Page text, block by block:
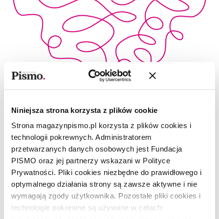
Niniejsza strona korzysta z plików cookie
Strona magazynpismo.pl korzysta z plików cookies i
technologii pokrewnych. Administratorem
przetwarzanych danych osobowych jest Fundacja
PISMO oraz jej partnerzy wskazani w Polityce
Prywatności. Pliki cookies niezbędne do prawidłowego i
optymalnego działania strony są zawsze aktywne i nie
wymagają zgody użytkownika. Pozostałe pliki cookies i
technologie pokrewne są używane w celach:
POEZJA
Wiersz bez tytułu
MARIANNA KIJANOWSKA